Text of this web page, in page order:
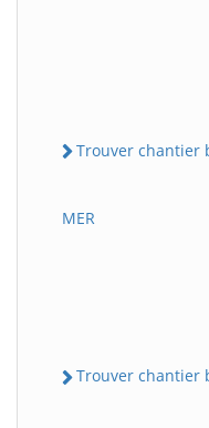
Trouver chantier
MER
Trouver chantier